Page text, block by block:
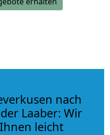
nach
Laaber: Wir
leicht